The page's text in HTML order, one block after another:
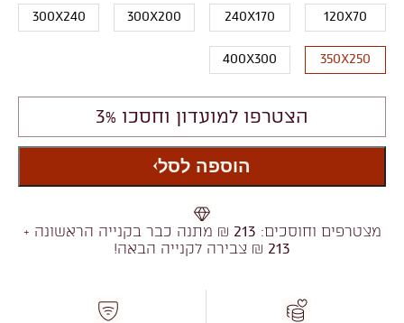
120X70
240X170
300X200
300X240
350X250
400X300
הצטרפו למועדון וחסכו 3%
הוספה לסל
מצטרפים וחוסכים: 213 ₪ מתנה כבר בקנייה הראשונה +
213 ₪ צבירה לקנייה הבאה!